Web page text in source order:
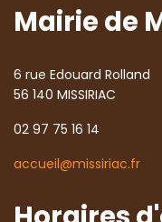
Mairie de
6 rue Edouard Rolland
56 140 MISSIRIAC
02 97 75 16 14
accueil@missiriac.fr